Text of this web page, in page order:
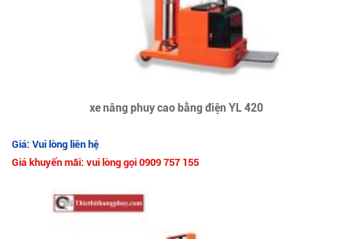
xe nâng phuy cao bằng điện YL 420
Giá: Vui lòng liên hệ
Giá khuyến mãi: vui lòng gọi 0909 757 155